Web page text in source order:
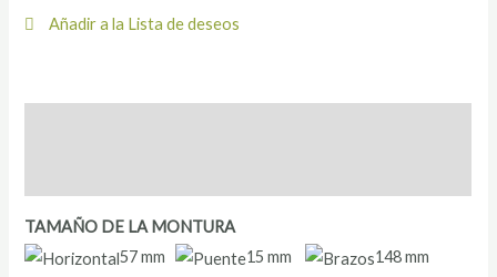
Añadir a la Lista de deseos
TAMAÑO DE LA MONTURA
57 mm
15 mm 148 mm